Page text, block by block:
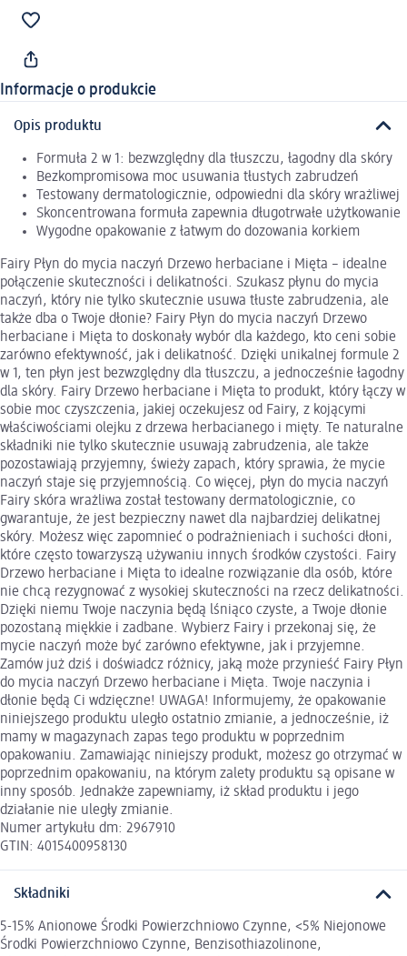
Informacje o produkcie
Opis produktu
Formuła 2 w 1: bezwzględny dla tłuszczu, łagodny dla skóry
Bezkompromisowa moc usuwania tłustych zabrudzeń
Testowany dermatologicznie, odpowiedni dla skóry wrażliwej
Skoncentrowana formuła zapewnia długotrwałe użytkowanie
Wygodne opakowanie z łatwym do dozowania korkiem
Fairy Płyn do mycia naczyń Drzewo herbaciane i Mięta – idealne
połączenie skuteczności i delikatności. Szukasz płynu do mycia
naczyń, który nie tylko skutecznie usuwa tłuste zabrudzenia, ale
także dba o Twoje dłonie? Fairy Płyn do mycia naczyń Drzewo
herbaciane i Mięta to doskonały wybór dla każdego, kto ceni sobie
zarówno efektywność, jak i delikatność. Dzięki unikalnej formule 2
w 1, ten płyn jest bezwzględny dla tłuszczu, a jednocześnie łagodny
dla skóry. Fairy Drzewo herbaciane i Mięta to produkt, który łączy w
sobie moc czyszczenia, jakiej oczekujesz od Fairy, z kojącymi
właściwościami olejku z drzewa herbacianego i mięty. Te naturalne
składniki nie tylko skutecznie usuwają zabrudzenia, ale także
pozostawiają przyjemny, świeży zapach, który sprawia, że mycie
naczyń staje się przyjemnością. Co więcej, płyn do mycia naczyń
Fairy skóra wrażliwa został testowany dermatologicznie, co
gwarantuje, że jest bezpieczny nawet dla najbardziej delikatnej
skóry. Możesz więc zapomnieć o podrażnieniach i suchości dłoni,
które często towarzyszą używaniu innych środków czystości. Fairy
Drzewo herbaciane i Mięta to idealne rozwiązanie dla osób, które
nie chcą rezygnować z wysokiej skuteczności na rzecz delikatności.
Dzięki niemu Twoje naczynia będą lśniąco czyste, a Twoje dłonie
pozostaną miękkie i zadbane. Wybierz Fairy i przekonaj się, że
mycie naczyń może być zarówno efektywne, jak i przyjemne.
Zamów już dziś i doświadcz różnicy, jaką może przynieść Fairy Płyn
do mycia naczyń Drzewo herbaciane i Mięta. Twoje naczynia i
dłonie będą Ci wdzięczne! UWAGA! Informujemy, że opakowanie
niniejszego produktu uległo ostatnio zmianie, a jednocześnie, iż
mamy w magazynach zapas tego produktu w poprzednim
opakowaniu. Zamawiając niniejszy produkt, możesz go otrzymać w
poprzednim opakowaniu, na którym zalety produktu są opisane w
inny sposób. Jednakże zapewniamy, iż skład produktu i jego
działanie nie uległy zmianie.
Numer artykułu dm: 2967910
GTIN: 4015400958130
Składniki
5-15% Anionowe Środki Powierzchniowo Czynne, <5% Niejonowe
Środki Powierzchniowo Czynne, Benzisothiazolinone,